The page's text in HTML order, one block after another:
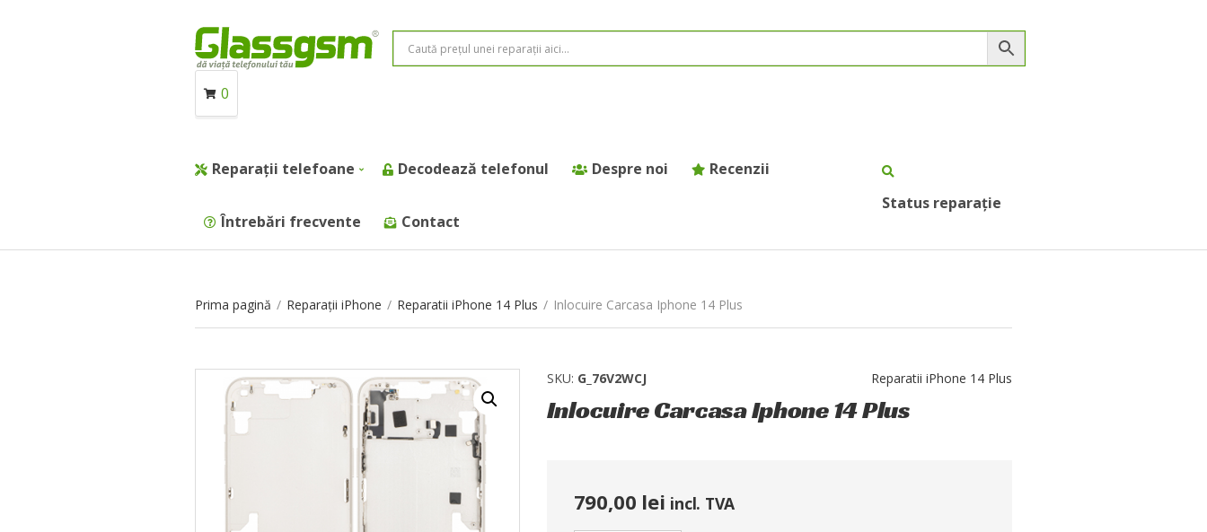
0
Reparații telefoane Decodează telefonul Despre noi Recenzii
Întrebări frecvente Contact
Status reparație
Prima pagină / Reparații iPhone / Reparatii iPhone 14 Plus / Inlocuire Carcasa Iphone 14 Plus
SKU: G_76V2WCJ Reparatii iPhone 14 Plus
Inlocuire Carcasa Iphone 14 Plus
790,00 lei incl. TVA